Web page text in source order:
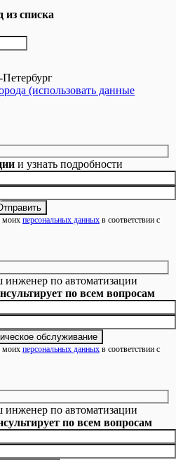
списка
(использовать данные
и узнать подробности
моих персональных данных в соответствии с
по автоматизации
по всем вопросам
моих персональных данных в соответствии с
по автоматизации
по всем вопросам